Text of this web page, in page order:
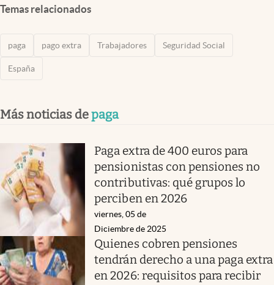
Temas relacionados
paga pago extra Trabajadores Seguridad Social
España
Más noticias depaga
Paga extra de 400 euros para
pensionistas con pensiones no
contributivas: qué grupos lo
perciben en 2026
viernes, 05 de
Diciembre de 2025
Quienes cobren pensiones
tendrán derecho a una paga extra
en 2026: requisitos para recibir